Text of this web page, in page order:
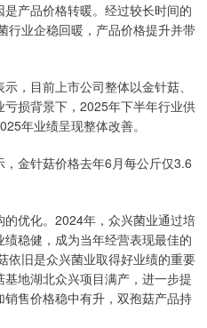
产品价格转暖。经过较长时间的
行业企稳回暖，产品价格提升并带
，目前上市公司整体以金针菇、
损背景下，2025年下半年行业供
年业绩呈现整体改善。
金针菇价格去年6月每公斤仅3.6
优化。2024年，众兴菌业通过培
稳健，成为当年经营表现最佳的
依旧是众兴菌业取得好业绩的重要
地湖北众兴项目满产，进一步提
售价格稳中有升，双孢菇产品持